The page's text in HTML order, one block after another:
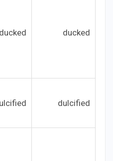
ducked
ducked
dulcified